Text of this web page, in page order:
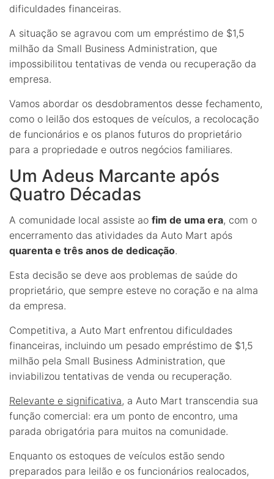
dificuldades financeiras.
A situação se agravou com um empréstimo de $1,5
milhão da Small Business Administration, que
impossibilitou tentativas de venda ou recuperação da
empresa.
Vamos abordar os desdobramentos desse fechamento,
como o leilão dos estoques de veículos, a recolocação
de funcionários e os planos futuros do proprietário
para a propriedade e outros negócios familiares.
Um Adeus Marcante após
Quatro Décadas
A comunidade local assiste ao fim de uma era, com o
encerramento das atividades da Auto Mart após
quarenta e três anos de dedicação.
Esta decisão se deve aos problemas de saúde do
proprietário, que sempre esteve no coração e na alma
da empresa.
Competitiva, a Auto Mart enfrentou dificuldades
financeiras, incluindo um pesado empréstimo de $1,5
milhão pela Small Business Administration, que
inviabilizou tentativas de venda ou recuperação.
Relevante e significativa, a Auto Mart transcendia sua
função comercial: era um ponto de encontro, uma
parada obrigatória para muitos na comunidade.
Enquanto os estoques de veículos estão sendo
preparados para leilão e os funcionários realocados,